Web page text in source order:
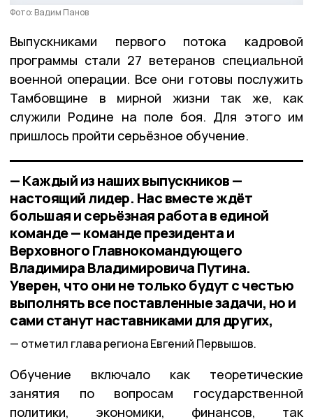
Фото: Вадим Панов
Выпускниками первого потока кадровой
программы стали 27 ветеранов специальной
военной операции. Все они готовы послужить
Тамбовщине в мирной жизни так же, как
служили Родине на поле боя. Для этого им
пришлось пройти серьёзное обучение.
— Каждый из наших выпускников —
настоящий лидер. Нас вместе ждёт
большая и серьёзная работа в единой
команде — команде президента и
Верховного Главнокомандующего
Владимира Владимировича Путина.
Уверен, что они не только будут с честью
выполнять все поставленные задачи, но и
сами станут наставниками для других,
отметил глава региона Евгений Первышов.
Обучение включало как теоретические
занятия по вопросам государственной
политики, экономики, финансов, так